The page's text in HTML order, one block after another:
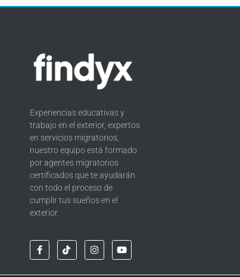
Experiencias educativas y
trabajo en el exterior, expertos
en servicios migratorios,
nuestro equipo está formado
por agentes migratorios
certificados que te ayudarán
con todo el proceso de
cumplir tus sueños en el
exterior.